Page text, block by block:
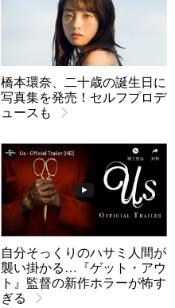
橋本環奈、二十歳の誕生日に
写真集を発売！セルフプロデ
ュースも
自分そっくりのハサミ人間が
襲い掛かる…『ゲット・アウ
ト』監督の新作ホラーが怖す
ぎる